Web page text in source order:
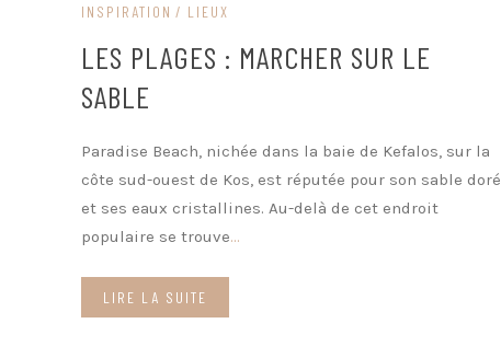
INSPIRATION LIEUX
LES PLAGES : MARCHER SUR LE
SABLE
Paradise Beach, nichée dans la baie de Kefalos, sur la
côte sud-ouest de Kos, est réputée pour son sable doré
et ses eaux cristallines. Au-delà de cet endroit
populaire se trouve...
LIRE LA SUITE